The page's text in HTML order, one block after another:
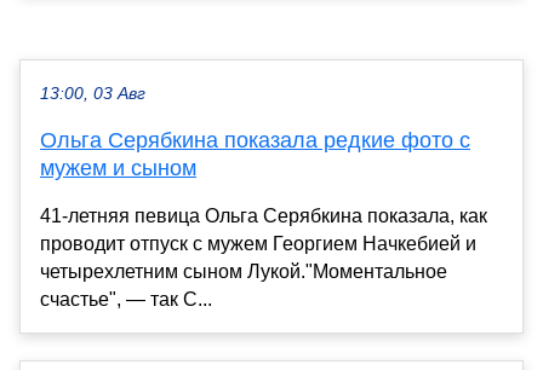
13:00, 03 Авг
Ольга Серябкина показала редкие фото с
мужем и сыном
41-летняя певица Ольга Серябкина показала, как
проводит отпуск с мужем Георгием Начкебией и
четырехлетним сыном Лукой."Моментальное
счастье", — так С...